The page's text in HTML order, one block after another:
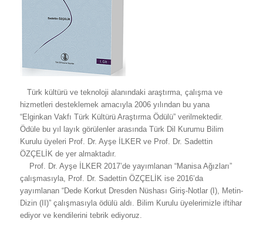
Türk kültürü ve teknoloji alanındaki araştırma, çalışma ve
hizmetleri desteklemek amacıyla 2006 yılından bu yana
“Elginkan Vakfı Türk Kültürü Araştırma Ödülü” verilmektedir.
Ödüle bu yıl layık görülenler arasında Türk Dil Kurumu Bilim
Kurulu üyeleri Prof. Dr. Ayşe İLKER ve Prof. Dr. Sadettin
ÖZÇELİK de yer almaktadır.
Prof. Dr. Ayşe İLKER 2017’de yayımlanan “Manisa Ağızları”
çalışmasıyla, Prof. Dr. Sadettin ÖZÇELİK ise 2016’da
yayımlanan “Dede Korkut Dresden Nüshası Giriş-Notlar (I), Metin-
Dizin (II)” çalışmasıyla ödülü aldı. Bilim Kurulu üyelerimizle iftihar
ediyor ve kendilerini tebrik ediyoruz.